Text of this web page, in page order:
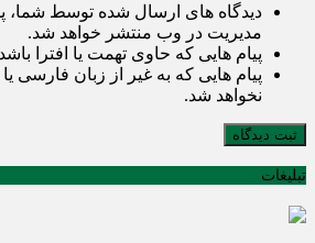
دیدگاه های ارسال شده توسط شما،
مدیریت در وب منتشر خواهد شد.
پیام هایی که حاوی تهمت یا افترا
پیام هایی که به غیر از زبان فارسی
نخواهد شد.
ثبت دیدگاه
تبلیغات